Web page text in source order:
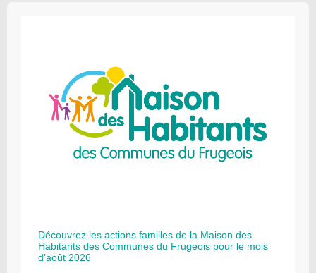
Découvrez les actions familles de la Maison des
Habitants des Communes du Frugeois pour le mois
d’août 2026